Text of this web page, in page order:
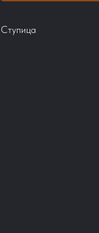
Ступица